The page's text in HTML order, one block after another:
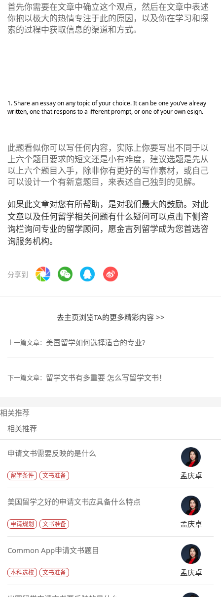
首先你需要在文章中确立这个观点，然后在文章中表述
你抱以极大的热情专注于此的原因，以及你在学习和探
索的过程中获取信息的渠道和方式。
Share an essay on any topic of your choice. It can be one you’ve alreay
written, one that respons to a ifferent prompt, or one of your own esign.
此题看似你可以写任何内容，实际上你要写出不同于以
上六个题目要求的短文还是小有难度，建议选题是先从
以上六个题目入手，除非你有更好的写作素材，或自己
可以设计一个有新意题目，来表述自己独到的见解。
如果此文章对您有所帮助，是对我们最大的鼓励。对此
文章以及任何留学相关问题有什么疑问可以点击下侧咨
询栏询问专业的留学顾问，愿金吉列留学成为您首选咨
询服务机构。
分享到
去主页浏览TA的更多精彩内容 >>
上一篇文章： 美国留学如何选择适合的专业?
下一篇文章： 留学文书有多重要 怎么写留学文书！
相关推荐
相关推荐
申请文书需要反映的是什么
留学条件 文书准备 孟庆卓
美国留学之好的申请文书应具备什么特点
申请规划 文书准备 孟庆卓
Common App申请文书题目
本科选校 文书准备 孟庆卓